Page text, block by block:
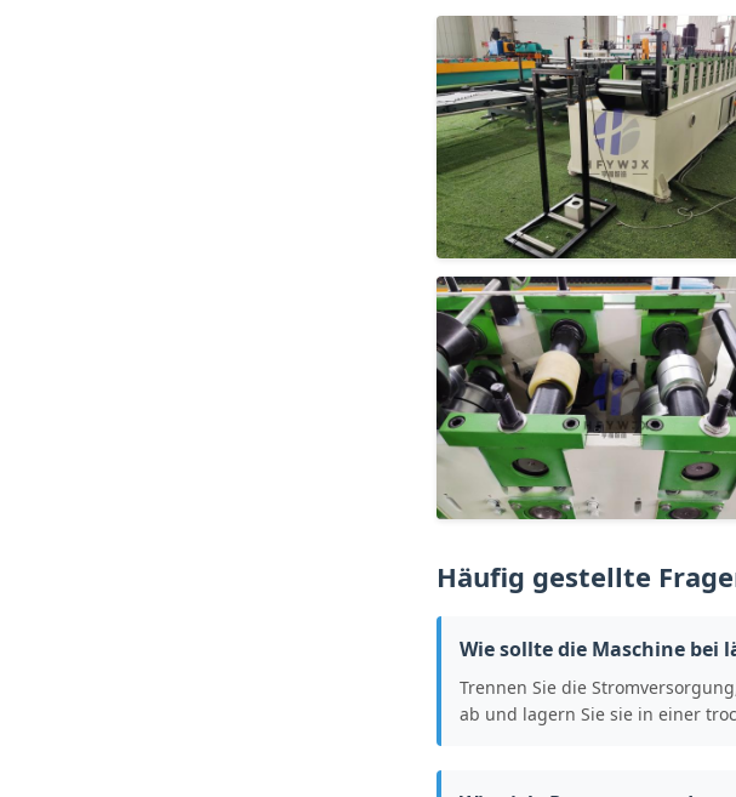
Häufig gestellte
Wie sollte die Maschine bei
Trennen Sie die
ab und lagern Sie sie in einer